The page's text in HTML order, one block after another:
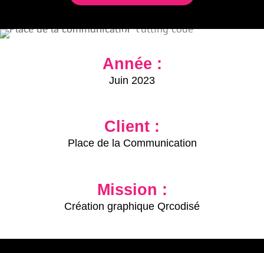
Année :
Juin 2023
Client :
Place de la Communication
Mission :
Création graphique Qrcodisé